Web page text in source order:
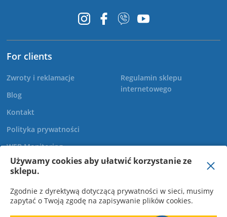
Używamy cookies aby ułatwić korzystanie ze
sklepu.
Zgodnie z dyrektywą dotyczącą prywatności w sieci, musimy
zapytać o Twoją zgodę na zapisywanie plików cookies.
For clients
Zwroty i reklamacje
Blog
Kontakt
Polityka prywatności
WEB Monitoring
Regulamin sklepu
internetowego